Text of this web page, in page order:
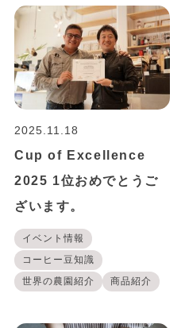
2025.11.18
Cup of Excellence
2025 1位おめでとうご
ざいます。
イベント情報
コーヒー豆知識
世界の農園紹介
商品紹介